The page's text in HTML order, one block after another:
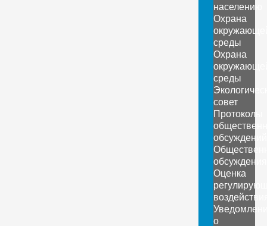
населению
Охрана
среды
Охрана
среды
совет
Протоколы
обсуждений
обсуждения
Оценка
о